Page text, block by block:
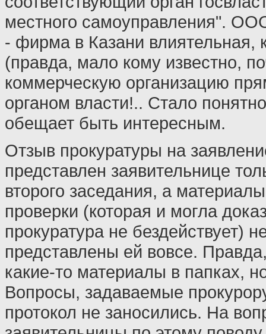
местного самоуправления".
- фирма в Казани влиятельная,
(правда, мало кому известно,
коммерческую организацию
органом власти!.. Стало
обещает быть интересным.
Отзыв прокуратуры на
представлен заявительнице
второго заседания, а
проверки (которая и могла
прокуратура не бездействует)
представлены ей вовсе.
какие-то материалы в папках,
Вопросы, задаваемые
протокол не заносились. На